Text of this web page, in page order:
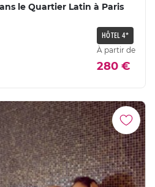
le Quartier Latin à Paris
HÔTEL 4*
À partir de
280 €